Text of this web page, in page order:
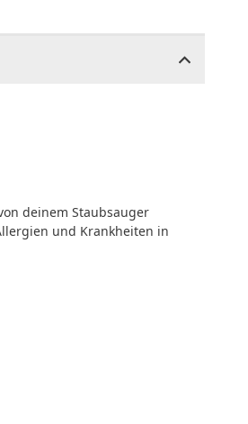
deinem Staubsauger
und Krankheiten in